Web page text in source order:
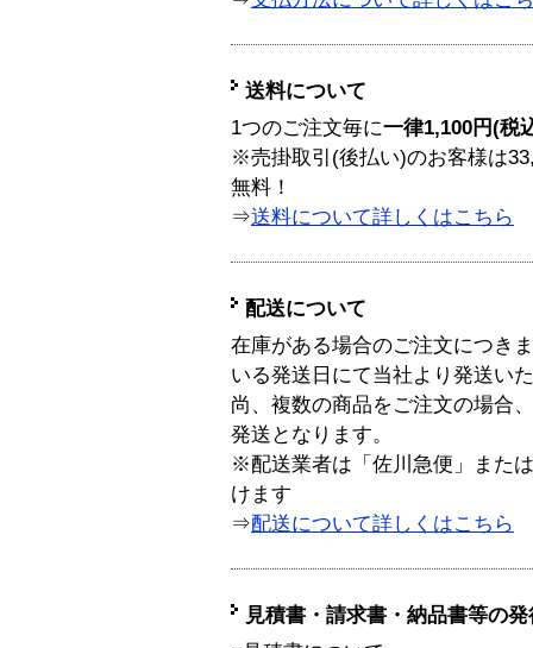
送料について
1つのご注文毎に一律1,100円(税
※売掛取引(後払い)のお客様は
無料！
⇒送料について詳しくはこちら
配送について
在庫がある場合のご注文につき
いる発送日にて当社より発送い
尚、複数の商品をご注文の場合
発送となります。
※配送業者は「佐川急便」また
けます
⇒配送について詳しくはこちら
見積書・請求書・納品書等の